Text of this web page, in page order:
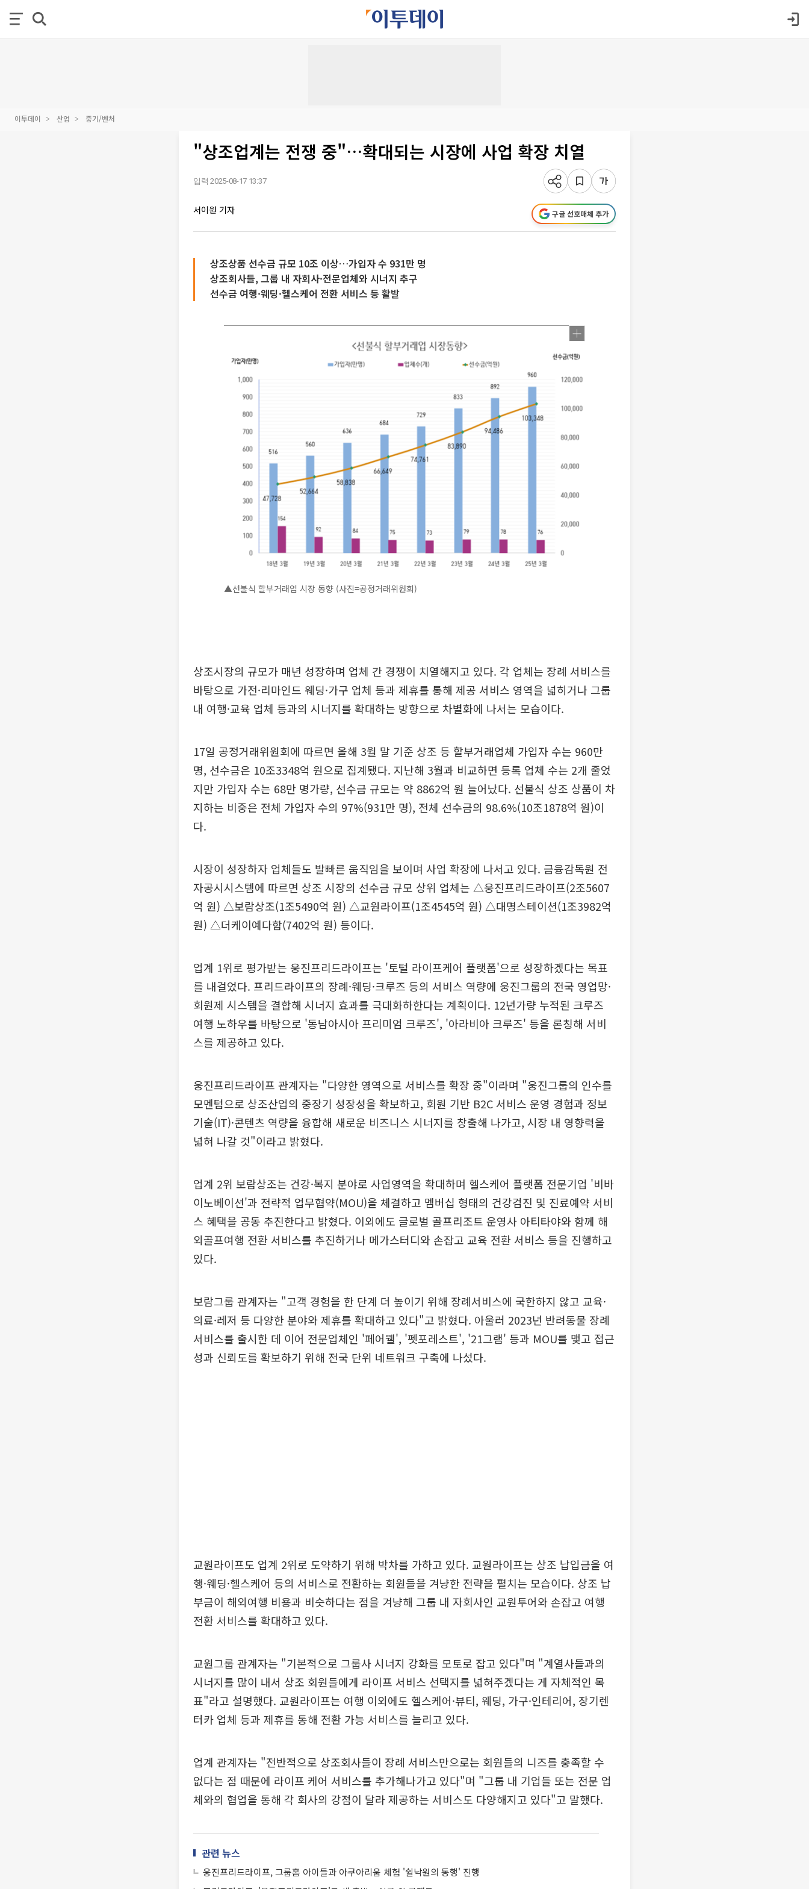
이투데이 산업 중기/벤처
"상조업계는 전쟁 중"…확대되는 시장에 사업 확장 치열
입력 2025-08-17 13:37
서이원 기자 구글 선호매체 추가
상조상품 선수금 규모 10조 이상…가입자 수 931만 명
상조회사들, 그룹 내 자회사·전문업체와 시너지 추구
선수금 여행·웨딩·헬스케어 전환 서비스 등 활발
▲선불식 할부거래업 시장 동향 (사진=공정거래위원회)
상조시장의 규모가 매년 성장하며 업체 간 경쟁이 치열해지고 있다. 각 업체는 장례 서비스를
바탕으로 가전·리마인드 웨딩·가구 업체 등과 제휴를 통해 제공 서비스 영역을 넓히거나 그룹
내 여행·교육 업체 등과의 시너지를 확대하는 방향으로 차별화에 나서는 모습이다.
17일 공정거래위원회에 따르면 올해 3월 말 기준 상조 등 할부거래업체 가입자 수는 960만
명, 선수금은 10조3348억 원으로 집계됐다. 지난해 3월과 비교하면 등록 업체 수는 2개 줄었
지만 가입자 수는 68만 명가량, 선수금 규모는 약 8862억 원 늘어났다. 선불식 상조 상품이 차
지하는 비중은 전체 가입자 수의 97%(931만 명), 전체 선수금의 98.6%(10조1878억 원)이
다.
시장이 성장하자 업체들도 발빠른 움직임을 보이며 사업 확장에 나서고 있다. 금융감독원 전
자공시시스템에 따르면 상조 시장의 선수금 규모 상위 업체는 △웅진프리드라이프(2조5607
억 원) △보람상조(1조5490억 원) △교원라이프(1조4545억 원) △대명스테이션(1조3982억
원) △더케이예다함(7402억 원) 등이다.
업계 1위로 평가받는 웅진프리드라이프는 '토털 라이프케어 플랫폼'으로 성장하겠다는 목표
를 내걸었다. 프리드라이프의 장례·웨딩·크루즈 등의 서비스 역량에 웅진그룹의 전국 영업망·
회원제 시스템을 결합해 시너지 효과를 극대화하한다는 계획이다. 12년가량 누적된 크루즈
여행 노하우를 바탕으로 '동남아시아 프리미엄 크루즈', '아라비아 크루즈' 등을 론칭해 서비
스를 제공하고 있다.
웅진프리드라이프 관계자는 "다양한 영역으로 서비스를 확장 중"이라며 "웅진그룹의 인수를
모멘텀으로 상조산업의 중장기 성장성을 확보하고, 회원 기반 B2C 서비스 운영 경험과 정보
기술(IT)·콘텐츠 역량을 융합해 새로운 비즈니스 시너지를 창출해 나가고, 시장 내 영향력을
넓혀 나갈 것"이라고 밝혔다.
업계 2위 보람상조는 건강·복지 분야로 사업영역을 확대하며 헬스케어 플랫폼 전문기업 '비바
이노베이션'과 전략적 업무협약(MOU)을 체결하고 멤버십 형태의 건강검진 및 진료예약 서비
스 혜택을 공동 추진한다고 밝혔다. 이외에도 글로벌 골프리조트 운영사 아티타야와 함께 해
외골프여행 전환 서비스를 추진하거나 메가스터디와 손잡고 교육 전환 서비스 등을 진행하고
있다.
보람그룹 관계자는 "고객 경험을 한 단계 더 높이기 위해 장례서비스에 국한하지 않고 교육·
의료·레저 등 다양한 분야와 제휴를 확대하고 있다"고 밝혔다. 아울러 2023년 반려동물 장례
서비스를 출시한 데 이어 전문업체인 '페어웰', '펫포레스트', '21그램' 등과 MOU를 맺고 접근
성과 신뢰도를 확보하기 위해 전국 단위 네트워크 구축에 나섰다.
교원라이프도 업계 2위로 도약하기 위해 박차를 가하고 있다. 교원라이프는 상조 납입금을 여
행·웨딩·헬스케어 등의 서비스로 전환하는 회원들을 겨냥한 전략을 펼치는 모습이다. 상조 납
부금이 해외여행 비용과 비슷하다는 점을 겨냥해 그룹 내 자회사인 교원투어와 손잡고 여행
전환 서비스를 확대하고 있다.
교원그룹 관계자는 "기본적으로 그룹사 시너지 강화를 모토로 잡고 있다"며 "계열사들과의
시너지를 많이 내서 상조 회원들에게 라이프 서비스 선택지를 넓혀주겠다는 게 자체적인 목
표"라고 설명했다. 교원라이프는 여행 이외에도 헬스케어·뷰티, 웨딩, 가구·인테리어, 장기렌
터카 업체 등과 제휴를 통해 전환 가능 서비스를 늘리고 있다.
업계 관계자는 "전반적으로 상조회사들이 장례 서비스만으로는 회원들의 니즈를 충족할 수
없다는 점 때문에 라이프 케어 서비스를 추가해나가고 있다"며 "그룹 내 기업들 또는 전문 업
체와의 협업을 통해 각 회사의 강점이 달라 제공하는 서비스도 다양해지고 있다"고 말했다.
관련 뉴스
웅진프리드라이프, 그룹홈 아이들과 아쿠아리움 체험 '쉴낙원의 동행' 진행